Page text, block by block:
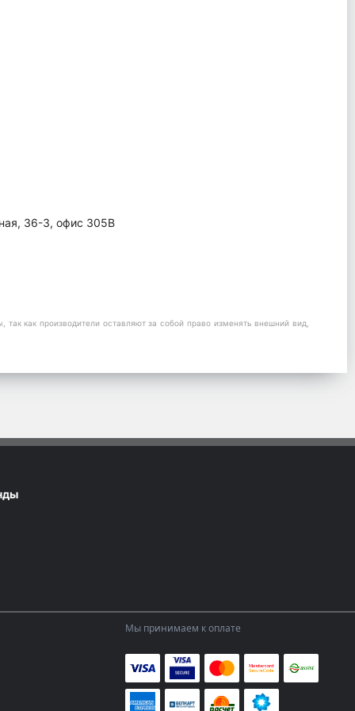
36-3, офис 305В
как производители оставляют за собой право изменять внешний вид,
Мы принимаем к оплате